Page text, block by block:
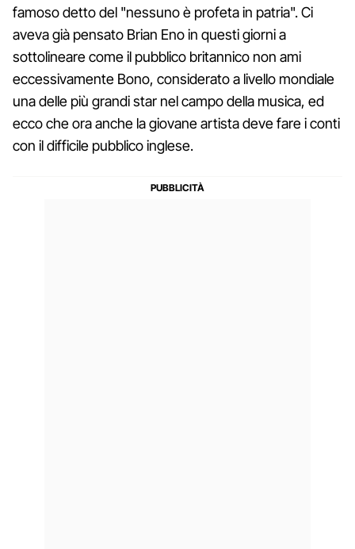
famoso detto del "nessuno è profeta in patria". Ci
aveva già pensato Brian Eno in questi giorni a
sottolineare come il pubblico britannico non ami
eccessivamente Bono, considerato a livello mondiale
una delle più grandi star nel campo della musica, ed
ecco che ora anche la giovane artista deve fare i conti
con il difficile pubblico inglese.